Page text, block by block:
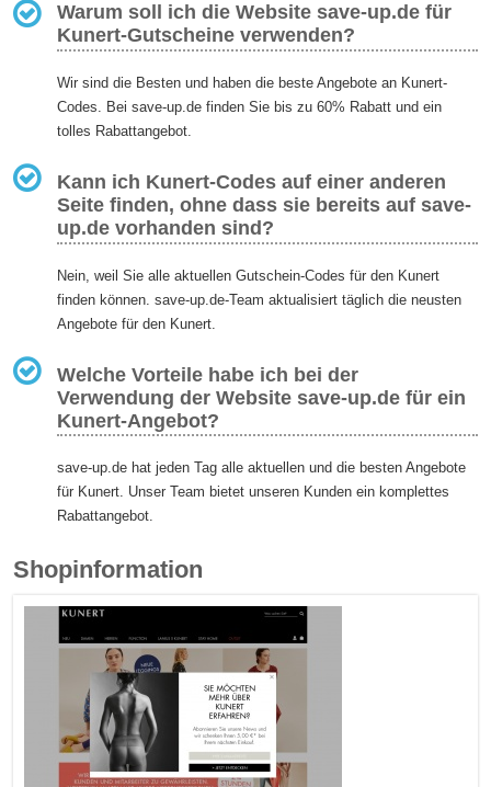
Warum soll ich die Website save-up.de für
Kunert-Gutscheine verwenden?
Wir sind die Besten und haben die beste Angebote an Kunert-
Codes. Bei save-up.de finden Sie bis zu 60% Rabatt und ein
tolles Rabattangebot.
Kann ich Kunert-Codes auf einer anderen
Seite finden, ohne dass sie bereits auf save-
up.de vorhanden sind?
Nein, weil Sie alle aktuellen Gutschein-Codes für den Kunert
finden können. save-up.de-Team aktualisiert täglich die neusten
Angebote für den Kunert.
Welche Vorteile habe ich bei der
Verwendung der Website save-up.de für ein
Kunert-Angebot?
save-up.de hat jeden Tag alle aktuellen und die besten Angebote
für Kunert. Unser Team bietet unseren Kunden ein komplettes
Rabattangebot.
Shopinformation